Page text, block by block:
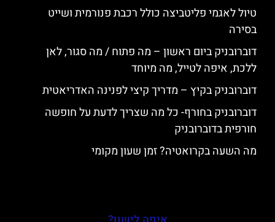
טיול לאגמי פליטביצה כולל רכבת פנורמית ושייט
בסירה
דוברובניק ביום ראשון – מה פתוח / מה סגור, לאן
ללכת, איפה לטייל, מה מיוחד
דוברובניק בקיץ – מדריך קיצי לפנינה האדריאטית
דוברובניק בחורף- כל מה שצריך לדעת על חופשה
חורפית בדוברובניק
מה השעה בקרואטיה? זמן שעון מקומי